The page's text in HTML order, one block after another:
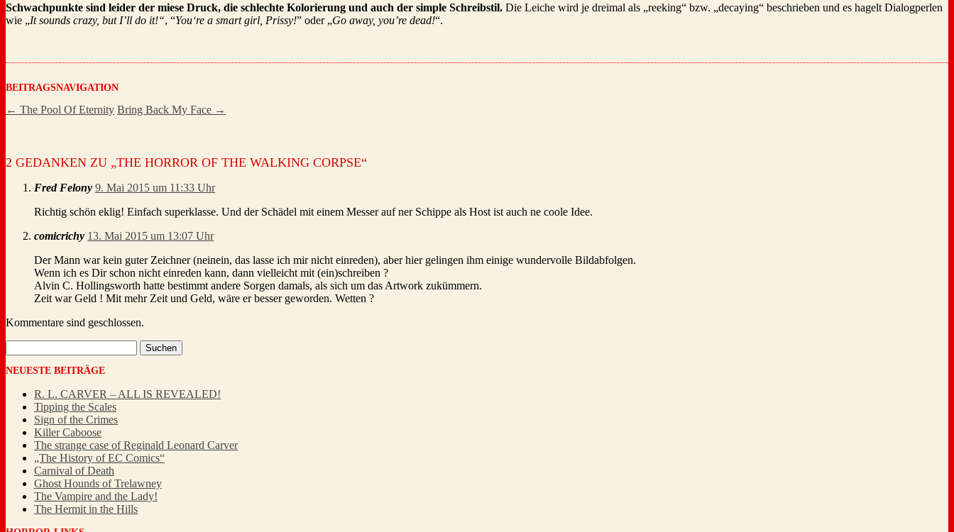
Schwachpunkte sind leider der miese Druck, die schlechte Kolorierung und auch der simple Schreibstil. Die Leiche wird je dreimal als „reeking“ bzw. „decaying“ beschrieben und es hagelt Dialogperlen
wie „It sounds crazy, but I’ll do it!“, “You‘re a smart girl, Prissy!” oder „Go away, you’re dead!“.
BEITRAGSNAVIGATION
← The Pool Of Eternity Bring Back My Face →
2 GEDANKEN ZU „THE HORROR OF THE WALKING CORPSE“
Fred Felony 9. Mai 2015 um 11:33 Uhr
Richtig schön eklig! Einfach superklasse. Und der Schädel mit einem Messer auf ner Schippe als Host ist auch ne coole Idee.
comicrichy 13. Mai 2015 um 13:07 Uhr
Der Mann war kein guter Zeichner (neinein, das lasse ich mir nicht einreden), aber hier gelingen ihm einige wundervolle Bildabfolgen.
Wenn ich es Dir schon nicht einreden kann, dann vielleicht mit (ein)schreiben ?
Alvin C. Hollingsworth hatte bestimmt andere Sorgen damals, als sich um das Artwork zukümmern.
Zeit war Geld ! Mit mehr Zeit und Geld, wäre er besser geworden. Wetten ?
Kommentare sind geschlossen.
nach:
NEUESTE BEITRÄGE
R. L. CARVER – ALL IS REVEALED!
Tipping the Scales
Sign of the Crimes
Killer Caboose
The strange case of Reginald Leonard Carver
„The History of EC Comics“
Carnival of Death
Ghost Hounds of Trelawney
The Vampire and the Lady!
The Hermit in the Hills